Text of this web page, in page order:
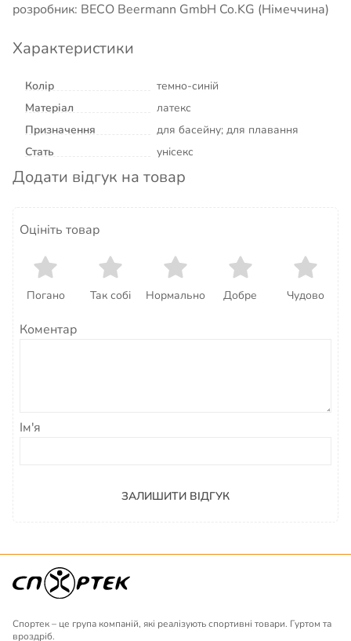
розробник: BECO Beermann GmbH Co.KG (Німеччина)
Характеристики
Колір
темно-синій
Матеріал
латекс
Призначення
для басейну; для плавання
Стать
унісекс
Додати відгук на товар
Оцініть товар
Погано Так собі Нормально Добре Чудово
Коментар
Ім'я
ЗАЛИШИТИ ВІДГУК
Спортек – це група компаній, які реалізують спортивні товари. Гуртом та
вроздріб.